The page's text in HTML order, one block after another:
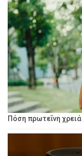
Πόση πρωτεΐνη